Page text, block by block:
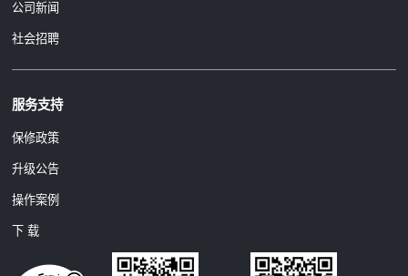
公司新闻
社会招聘
服务支持
保修政策
升级公告
操作案例
下 载